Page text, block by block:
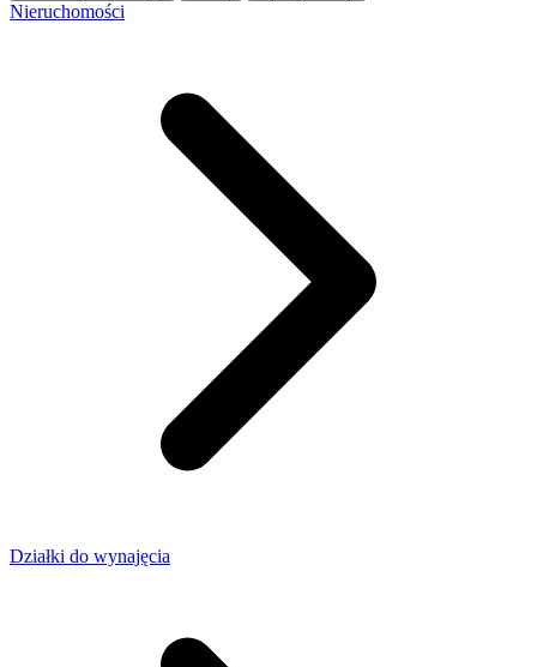
Nieruchomości
Działki do wynajęcia